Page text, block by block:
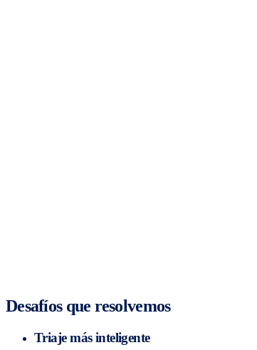
Desafíos que resolvemos
Triaje más inteligente